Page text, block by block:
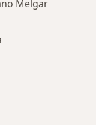
Melgar